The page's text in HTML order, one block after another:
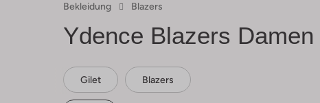
Bekleidung Blazers
Ydence Blazers Damen
Gilet Blazers